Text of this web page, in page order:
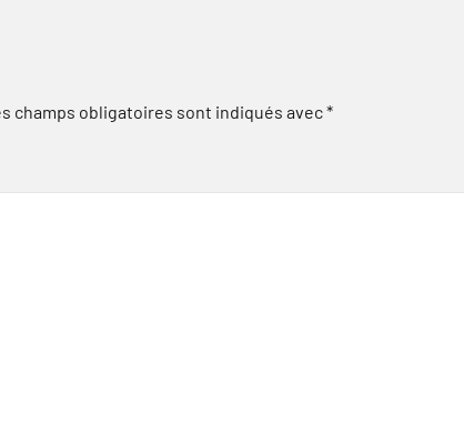
champs obligatoires sont indiqués avec*